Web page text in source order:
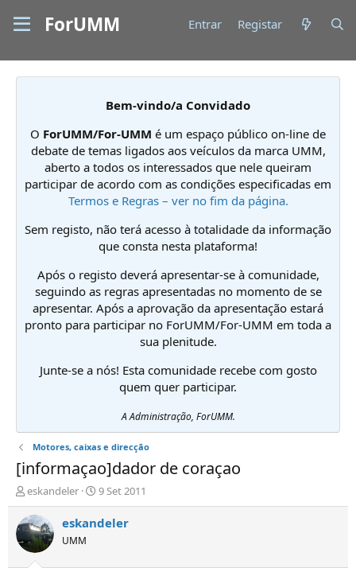
ForUMM Entrar Registar
Bem-vindo/a Convidado
O ForUMM/For-UMM é um espaço público on-line de
debate de temas ligados aos veículos da marca UMM,
aberto a todos os interessados que nele queiram
participar de acordo com as condições especificadas em
Termos e Regras – ver no fim da página.
Sem registo, não terá acesso à totalidade da informação
que consta nesta plataforma!
Após o registo deverá apresentar-se à comunidade,
seguindo as regras apresentadas no momento de se
apresentar. Após a aprovação da apresentação estará
pronto para participar no ForUMM/For-UMM em toda a
sua plenitude.
Junte-se a nós! Esta comunidade recebe com gosto
quem quer participar.
A Administração, ForUMM.
Motores, caixas e direcção
[informaçao]dador de coraçao
I
n
i
c
i
eskandeler
D
a
t
9 Set 2011
eskandeler
UMM